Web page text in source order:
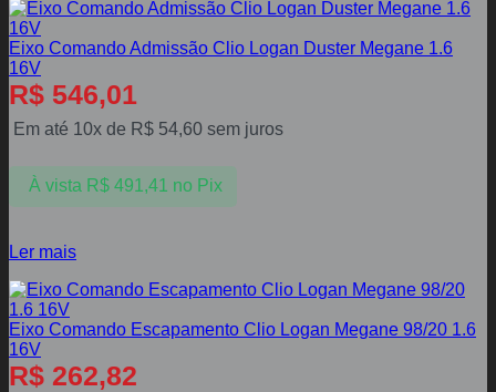
Eixo Comando Admissão Clio Logan Duster Megane 1.6
16V
R$ 546,01
Em até 10x de R$ 54,60 sem juros
À vista R$491,41 no Pix
Ler mais
Eixo Comando Escapamento Clio Logan Megane 98/20 1.6
16V
R$ 262,82